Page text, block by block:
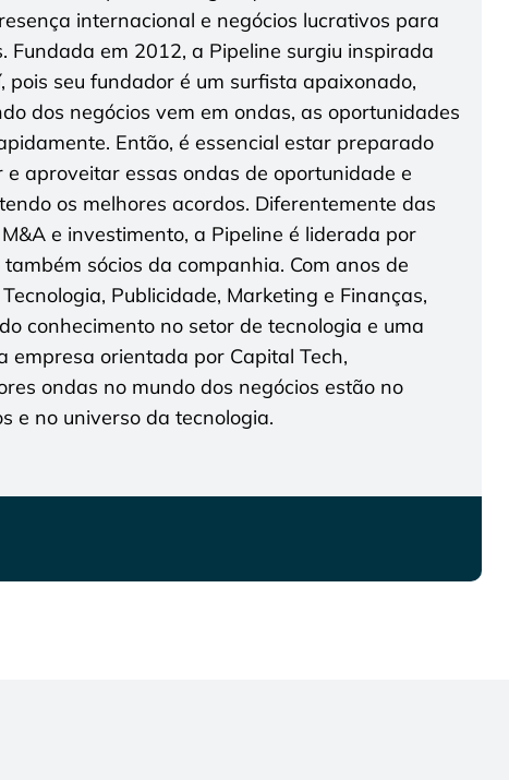
internacional e negócios lucrativos para
Fundada em 2012, a Pipeline surgiu inspirada
pois seu fundador é um surfista apaixonado,
dos negócios vem em ondas, as oportunidades
Então, é essencial estar preparado
aproveitar essas ondas de oportunidade e
os melhores acordos. Diferentemente das
e investimento, a Pipeline é liderada por
sócios da companhia. Com anos de
Publicidade, Marketing e Finanças,
conhecimento no setor de tecnologia e uma
empresa orientada por Capital Tech,
ondas no mundo dos negócios estão no
e no universo da tecnologia.